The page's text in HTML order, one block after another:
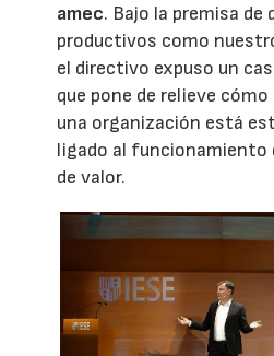
amec. Bajo la premisa de
productivos como
el directivo expuso un
que pone de relieve
una organización está
ligado al funcionamiento
de valor.